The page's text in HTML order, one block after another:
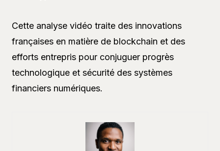
Cette analyse vidéo traite des innovations
françaises en matière de blockchain et des
efforts entrepris pour conjuguer progrès
technologique et sécurité des systèmes
financiers numériques.